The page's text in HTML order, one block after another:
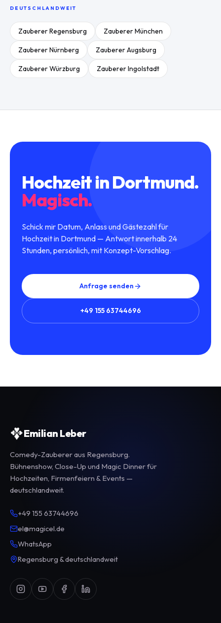
DEUTSCHLANDWEIT
ZaubererRegensburg ZaubererMünchen
ZaubererNürnberg ZaubererAugsburg
ZaubererWürzburg ZaubererIngolstadt
HochzeitinDortmund.
Magisch.
Schick mir Datum, Anlass und Gästezahl für
Hochzeit in Dortmund — Antwort innerhalb 24
Stunden, persönlich, mit Konzept-Vorschlag.
Anfrage senden
+49 155 63744696
Emilian Leber
Comedy-Zauberer aus Regensburg.
Bühnenshow, Close-Up und Magic Dinner für
Hochzeiten, Firmenfeiern & Events —
deutschlandweit.
+49 155 63744696
el@magicel.de
WhatsApp
Regensburg & deutschlandweit